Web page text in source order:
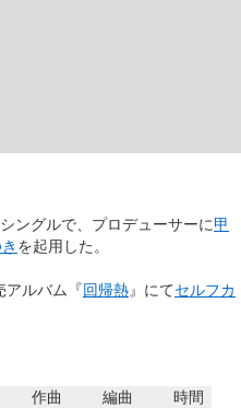
ングルで、プロデューサーに甲
を起用した。
アルバム『回帰熱』にてセルフカ
作曲 編曲 時間